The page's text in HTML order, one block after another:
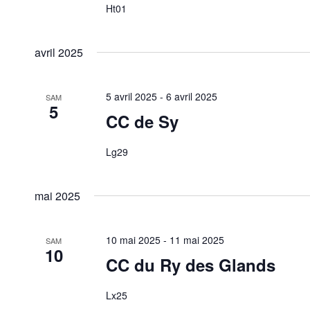
Ht01
avril 2025
SAM
5
5 avril 2025 -6 avril 2025
CC de Sy
Lg29
mai 2025
SAM
10
10 mai 2025 - 11 mai 2025
CC du Ry des Glands
Lx25